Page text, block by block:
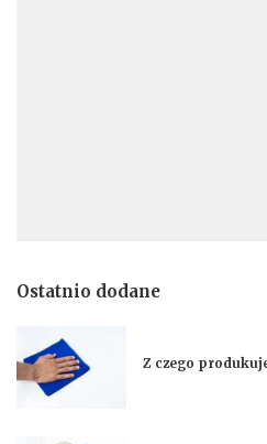
Ostatnio dodane
Z czego